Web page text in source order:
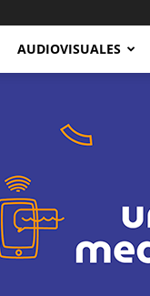
AUDIOVISUALES